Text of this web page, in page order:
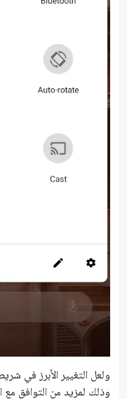
ولعل التغيير الأبرز في
وذلك لمزيد من التوافق